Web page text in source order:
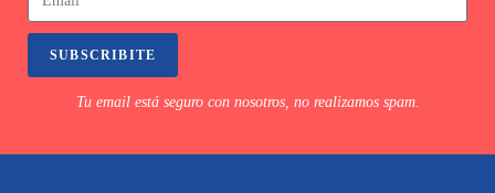
SUBSCRIBITE
Tu email está seguro con nosotros, no realizamos spam.